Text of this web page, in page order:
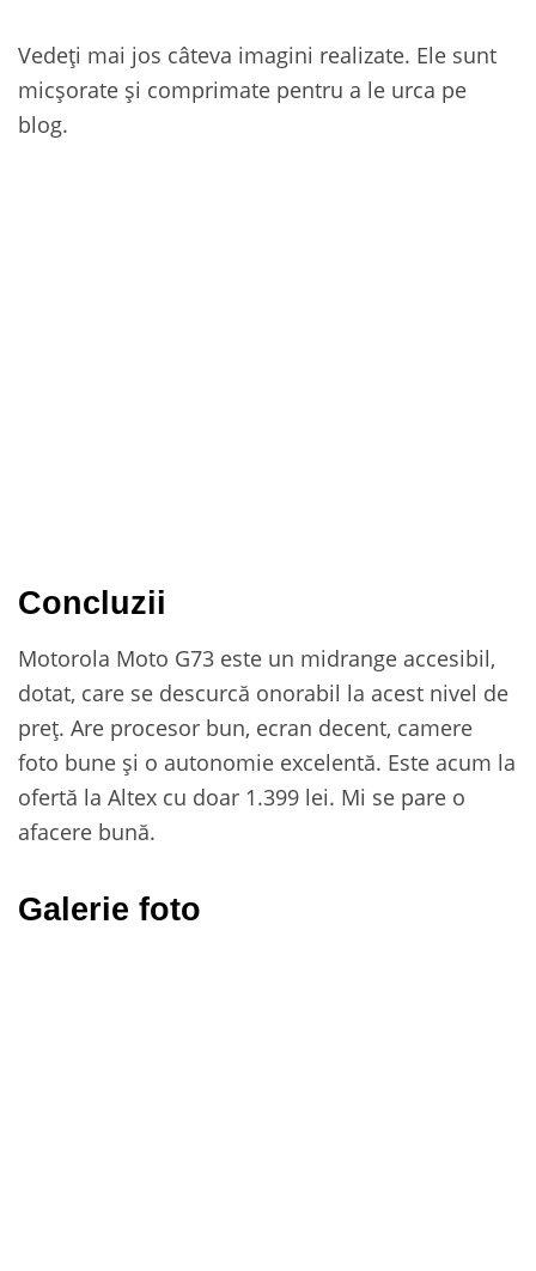
Vedeți mai jos câteva imagini realizate. Ele sunt
micșorate și comprimate pentru a le urca pe
blog.
Concluzii
Motorola Moto G73 este un midrange accesibil,
dotat, care se descurcă onorabil la acest nivel de
preț. Are procesor bun, ecran decent, camere
foto bune și o autonomie excelentă. Este acum la
ofertă la Altex cu doar 1.399 lei. Mi se pare o
afacere bună.
Galerie foto